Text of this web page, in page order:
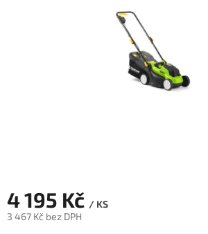
4 195 Kč / KS
3 467 Kč bez DPH